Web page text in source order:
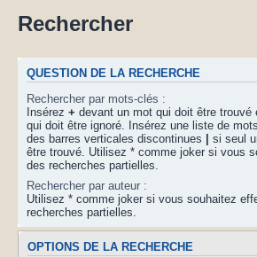
Rechercher
QUESTION DE LA RECHERCHE
Rechercher par mots-clés :
Insérez + devant un mot qui doit être trouvé
qui doit être ignoré. Insérez une liste de
des barres verticales discontinues
si seul
être trouvé. Utilisez * comme joker si vous
des recherches partielles.
Rechercher par auteur :
Utilisez * comme joker si vous souhaitez
recherches partielles.
OPTIONS DE LA RECHERCHE